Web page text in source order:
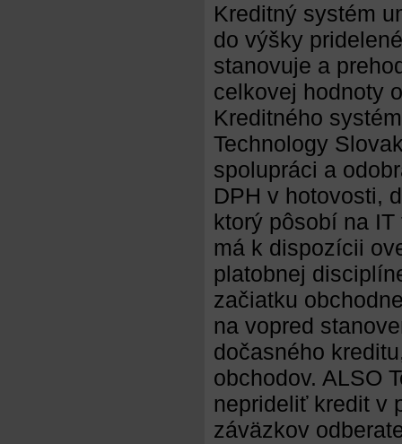
Kreditný systém
do výšky
stanovuje a
celkovej hodnoty
Kreditného
Technology
spolupráci a
DPH v hotovosti,
ktorý pôsobí na
má k dispozícii
platobnej
začiatku
na vopred
dočasného
obchodov. ALSO
neprideliť kredit v
záväzkov